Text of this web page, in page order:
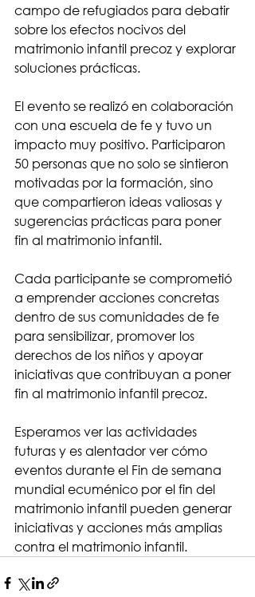
campo de refugiados para debatir
sobre los efectos nocivos del
matrimonio infantil precoz y explorar
soluciones prácticas.
El evento se realizó en colaboración
con una escuela de fe y tuvo un
impacto muy positivo. Participaron
50 personas que no solo se sintieron
motivadas por la formación, sino
que compartieron ideas valiosas y
sugerencias prácticas para poner
fin al matrimonio infantil.
Cada participante se comprometió
a emprender acciones concretas
dentro de sus comunidades de fe
para sensibilizar, promover los
derechos de los niños y apoyar
iniciativas que contribuyan a poner
fin al matrimonio infantil precoz.
Esperamos ver las actividades
futuras y es alentador ver cómo
eventos durante el Fin de semana
mundial ecuménico por el fin del
matrimonio infantil pueden generar
iniciativas y acciones más amplias
contra el matrimonio infantil.